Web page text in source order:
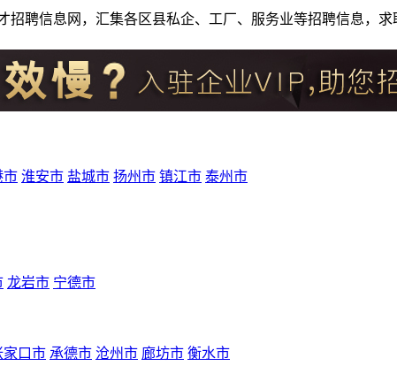
招聘信息网，汇集各区县私企、工厂、服务业等招聘信息，
市 淮安市 盐城市 扬州市 镇江市 泰州市
龙岩市 宁德市
家口市 承德市 沧州市 廊坊市 衡水市